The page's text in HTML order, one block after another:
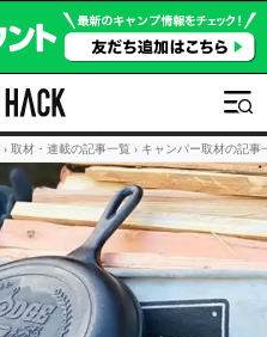
› 取材・連載の記事一覧 › キャンパー取材の記事